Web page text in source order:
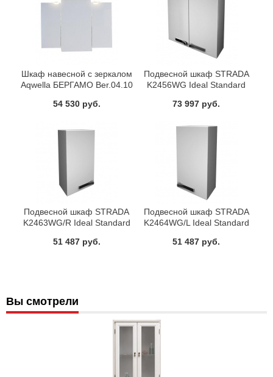
Шкаф навесной с зеркалом
Aqwella БЕРГАМО Ber.04.10
54 530 руб.
Подвесной шкаф STRADA
K2456WG Ideal Standard
73 997 руб.
Подвесной шкаф STRADA
K2463WG/R Ideal Standard
51 487 руб.
Подвесной шкаф STRADA
K2464WG/L Ideal Standard
51 487 руб.
Вы смотрели